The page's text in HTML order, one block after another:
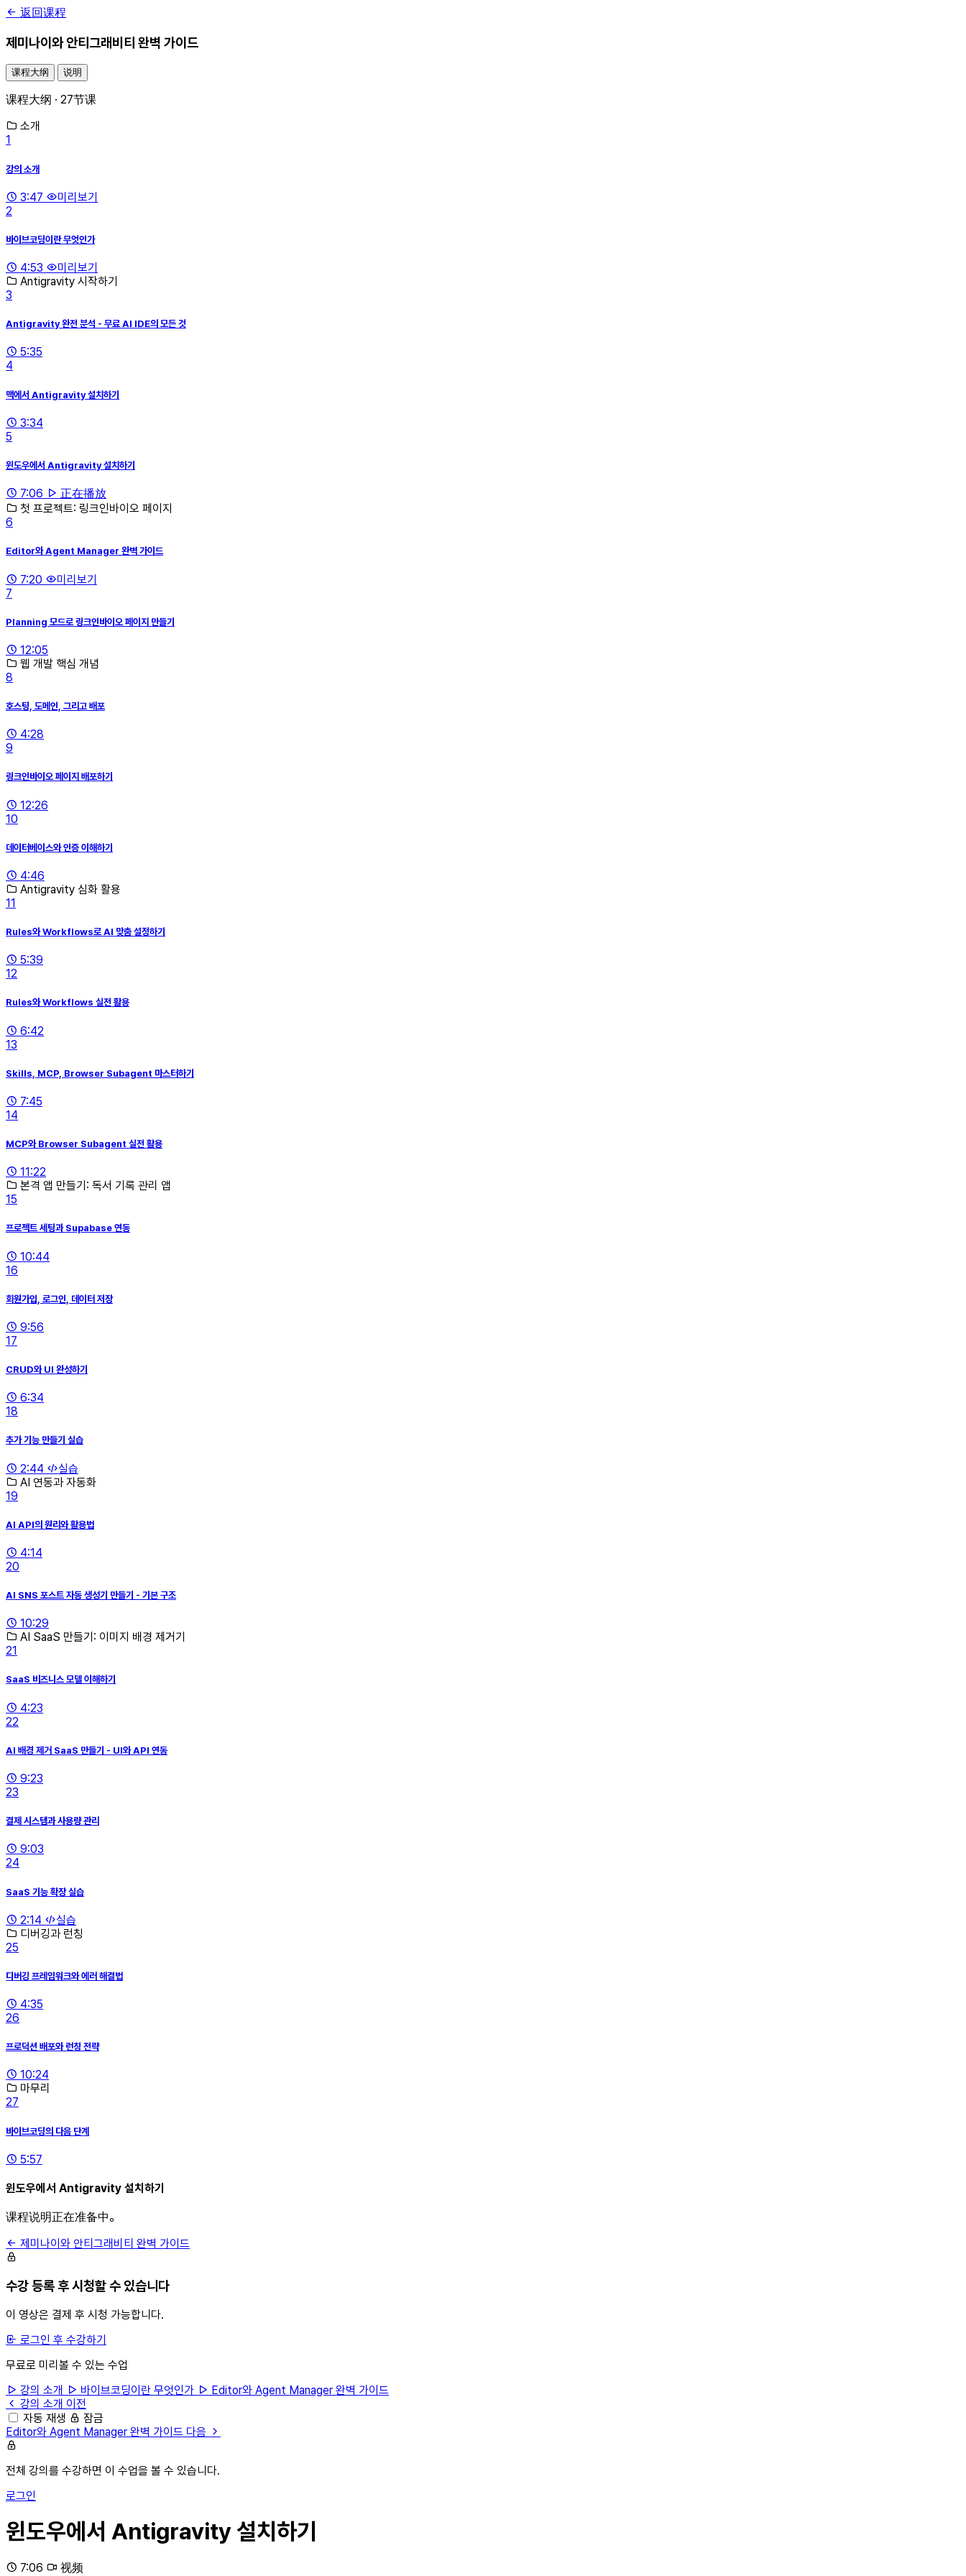
返回课程
제미나이와 안티그래비티 완벽 가이드
课程大纲 说明
课程大纲 · 27节课
소개
1
강의 소개
3:47
미리보기
2
바이브코딩이란 무엇인가
4:53
미리보기
Antigravity 시작하기
3
Antigravity 완전 분석 - 무료 AI IDE의 모든 것
5:35
4
맥에서 Antigravity 설치하기
3:34
5
윈도우에서 Antigravity 설치하기
7:06
正在播放
첫 프로젝트: 링크인바이오 페이지
6
Editor와 Agent Manager 완벽 가이드
7:20
미리보기
7
Planning 모드로 링크인바이오 페이지 만들기
12:05
웹 개발 핵심 개념
8
호스팅, 도메인, 그리고 배포
4:28
9
링크인바이오 페이지 배포하기
12:26
10
데이터베이스와 인증 이해하기
4:46
Antigravity 심화 활용
11
Rules와 Workflows로 AI 맞춤 설정하기
5:39
12
Rules와 Workflows 실전 활용
6:42
13
Skills, MCP, Browser Subagent 마스터하기
7:45
14
MCP와 Browser Subagent 실전 활용
11:22
본격 앱 만들기: 독서 기록 관리 앱
15
프로젝트 세팅과 Supabase 연동
10:44
16
회원가입, 로그인, 데이터 저장
9:56
17
CRUD와 UI 완성하기
6:34
18
추가 기능 만들기 실습
2:44
실습
AI 연동과 자동화
19
AI API의 원리와 활용법
4:14
20
AI SNS 포스트 자동 생성기 만들기 - 기본 구조
10:29
AI SaaS 만들기: 이미지 배경 제거기
21
SaaS 비즈니스 모델 이해하기
4:23
22
AI 배경 제거 SaaS 만들기 - UI와 API 연동
9:23
23
결제 시스템과 사용량 관리
9:03
24
SaaS 기능 확장 실습
2:14
실습
디버깅과 런칭
25
디버깅 프레임워크와 에러 해결법
4:35
26
프로덕션 배포와 런칭 전략
10:24
마무리
27
바이브코딩의 다음 단계
5:57
윈도우에서 Antigravity 설치하기
课程说明正在准备中。
제미나이와 안티그래비티 완벽 가이드
수강 등록 후 시청할 수 있습니다
이 영상은 결제 후 시청 가능합니다.
로그인 후 수강하기
무료로 미리볼 수 있는 수업
강의 소개
바이브코딩이란 무엇인가
Editor와 Agent Manager 완벽 가이드
강의 소개 이전
자동 재생
잠금
Editor와 Agent Manager 완벽 가이드 다음
전체 강의를 수강하면 이 수업을 볼 수 있습니다.
로그인
윈도우에서 Antigravity 설치하기
7:06 视频